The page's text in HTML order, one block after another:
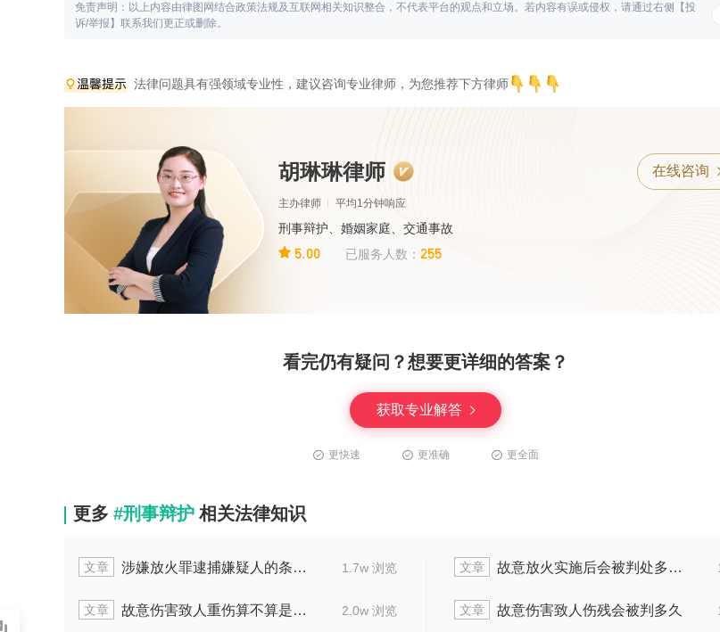
免责声明：以上内容由律图网结合政策法规及互联网相关知识整合，不代表平台的观点和立场。若内容有误或侵权，请通过右侧【投
诉/举报】联系我们更正或删除。
法律问题具有强领域专业性，建议咨询专业律师，为您推荐下方律师
胡琳琳律师
主办律师 平均1分钟响应
刑事辩护、婚姻家庭、交通事故
5.00 已服务人数： 255
在线咨询
看完仍有疑问？想要更详细的答案？
获取专业解答
更快速 更准确 更全面
更多 #刑事辩护 相关法律知识
1.7w 浏览
实施抢劫行为法定责任年龄是几岁 1.4w 浏览
15岁故意杀人怎么定罪量刑
1.2w 浏览
协助故意杀人通常会判多长时间 1.7w 浏览
故意伤害罪砍人通常量刑是几年